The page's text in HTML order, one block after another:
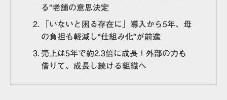
る”老舗の意思決定
「いないと困る存在に」導入から5年、母
の負担も軽減し“仕組み化”が前進
売上は5年で約2.3倍に成長！外部の力も
借りて、成長し続ける組織へ